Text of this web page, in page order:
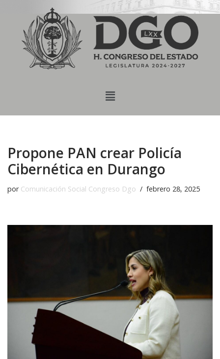
Saltar
contenido
Propone PAN crear Policía
Cibernética en Durango
por Comunicación Social Congreso Dgo febrero 28, 2025